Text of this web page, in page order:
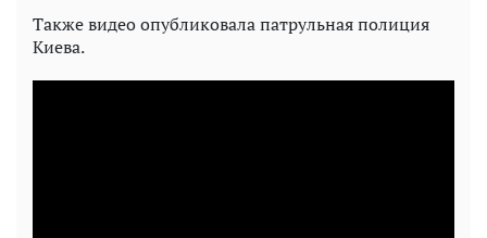
Также видео опубликовала патрульная полиция
Киева.